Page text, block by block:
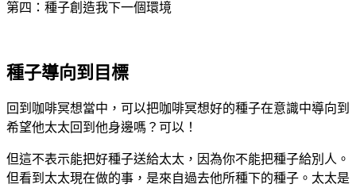
第四：種子創造我下一個環境
種子導向到目標
回到咖啡冥想當中，可以把咖啡冥想好的種子在意識中導向到
希望他太太回到他身邊嗎？可以！
但這不表示能把好種子送給太太，因為你不能把種子給別人。
但看到太太現在做的事，是來自過去他所種下的種子。太太是